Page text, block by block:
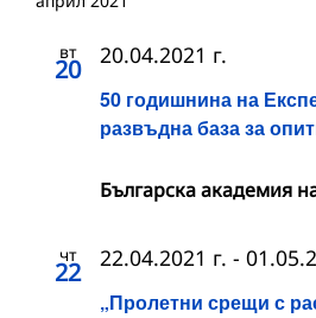
вт
20
50 годишнина на
развъдна база за
20.04.2021 г.
Българска академия
чт
22
„Пролетни срещи с
22.04.2021 г. -